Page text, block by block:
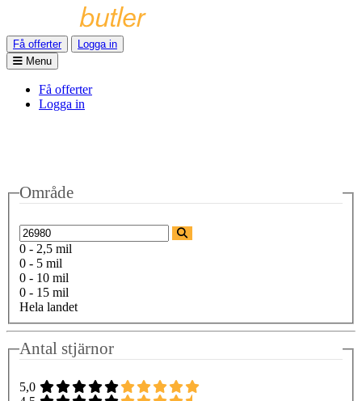
Få offerter
Logga in
Menu
Få offerter
Logga in
Område
0 - 2,5 mil
0 - 5 mil
0 - 10 mil
0 - 15 mil
Hela landet
Antal stjärnor
5,0